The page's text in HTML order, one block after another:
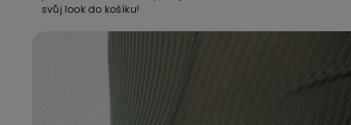
svůj look do košíku!